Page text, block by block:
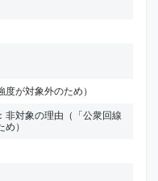
が対象外のため）
非対象の理由（「公衆回線
）